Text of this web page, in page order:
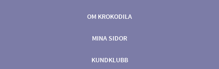
OM KROKODILA
MINA SIDOR
KUNDKLUBB